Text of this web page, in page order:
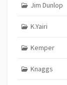
Jim Dunlop
K.Yairi
Kemper
Knaggs